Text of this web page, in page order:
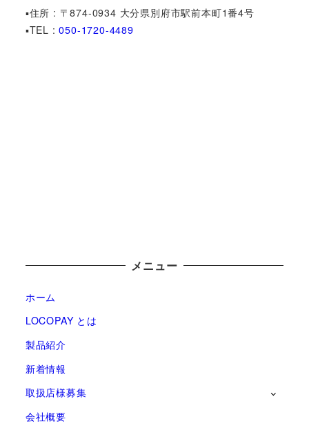
▪︎住所 : 〒874-0934 大分県別府市駅前本町1番4号
▪︎TEL :050-1720-4489
メニュー
ホーム
LOCOPAY とは
製品紹介
新着情報
取扱店様募集
会社概要